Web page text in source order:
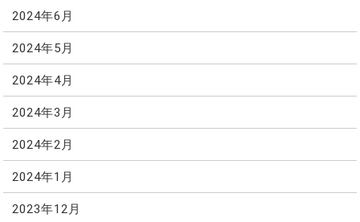
2024年6月
2024年5月
2024年4月
2024年3月
2024年2月
2024年1月
2023年12月